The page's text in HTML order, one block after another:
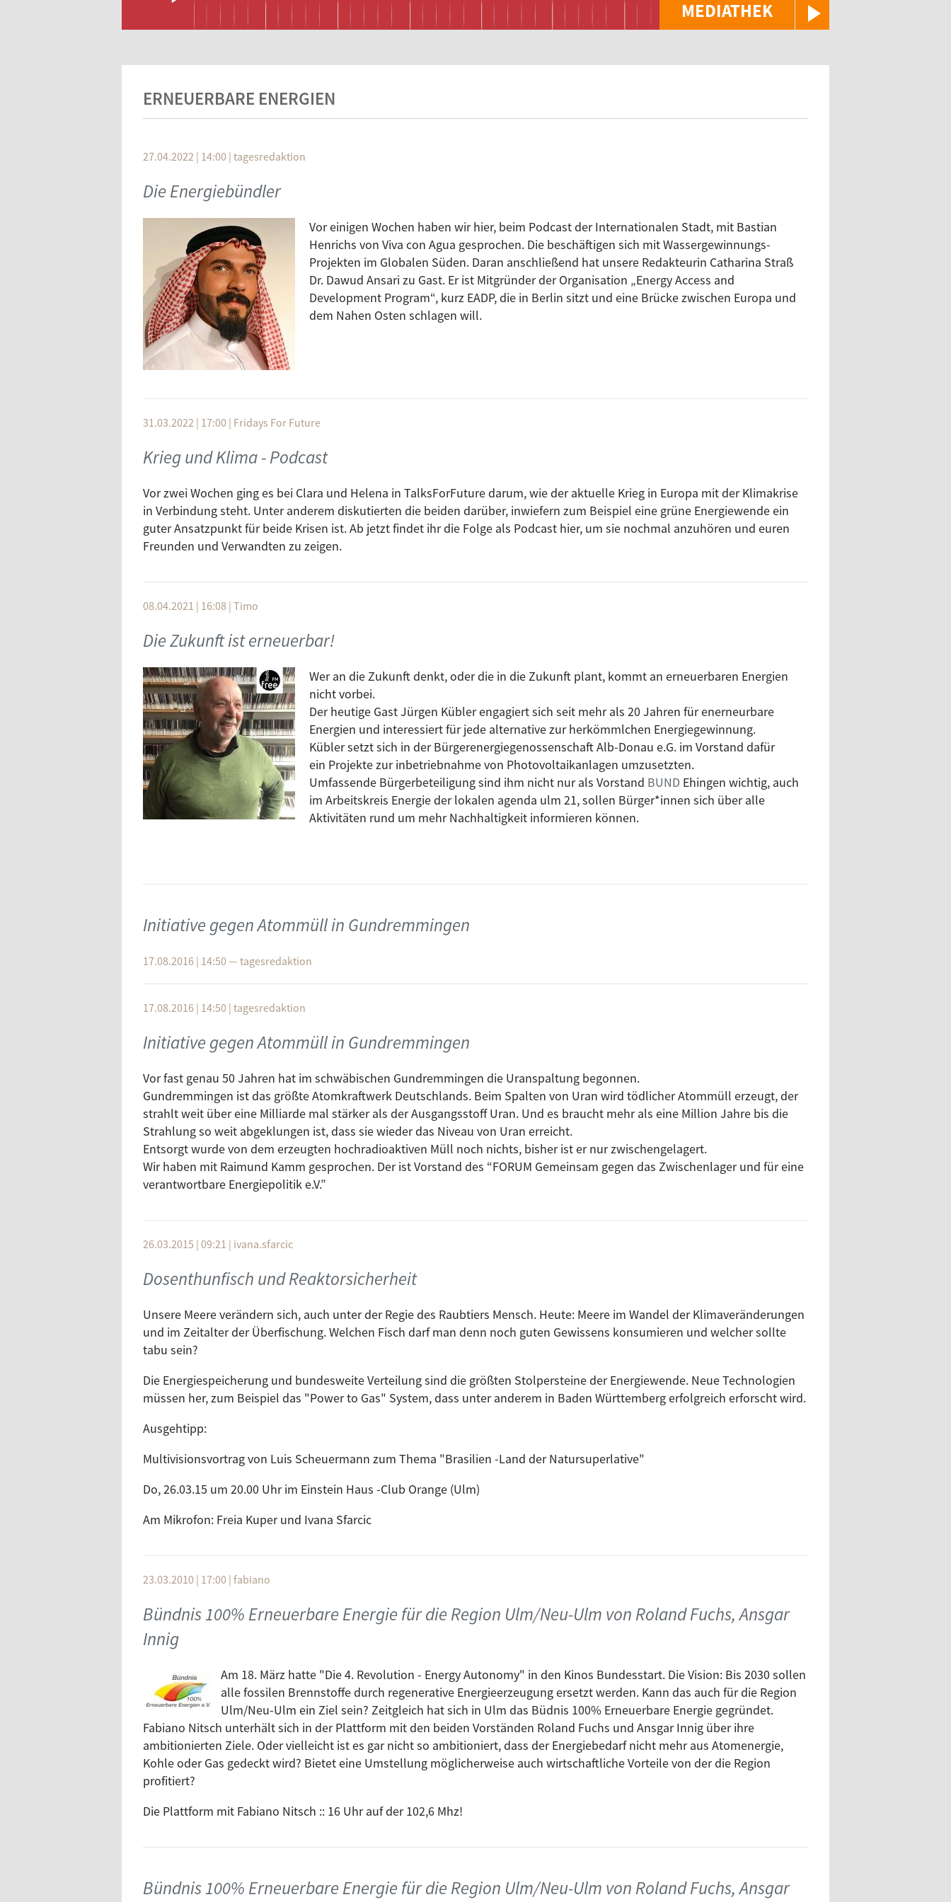
MEDIATHEK
ERNEUERBARE ENERGIEN
27.04.2022 | 14:00 | tagesredaktion
Die Energiebündler
Vor einigen Wochen haben wir hier, beim Podcast der Internationalen Stadt, mit Bastian
Henrichs von Viva con Agua gesprochen. Die beschäftigen sich mit Wassergewinnungs-
Projekten im Globalen Süden. Daran anschließend hat unsere Redakteurin Catharina Straß
Dr. Dawud Ansari zu Gast. Er ist Mitgründer der Organisation „Energy Access and
Development Program“, kurz EADP, die in Berlin sitzt und eine Brücke zwischen Europa und
dem Nahen Osten schlagen will.
31.03.2022 | 17:00 | Fridays For Future
Krieg und Klima - Podcast
Vor zwei Wochen ging es bei Clara und Helena in TalksForFuture darum, wie der aktuelle Krieg in Europa mit der Klimakrise
in Verbindung steht. Unter anderem diskutierten die beiden darüber, inwiefern zum Beispiel eine grüne Energiewende ein
guter Ansatzpunkt für beide Krisen ist. Ab jetzt findet ihr die Folge als Podcast hier, um sie nochmal anzuhören und euren
Freunden und Verwandten zu zeigen.
08.04.2021 | 16:08 | Timo
Die Zukunft ist erneuerbar!
Wer an die Zukunft denkt, oder die in die Zukunft plant, kommt an erneuerbaren Energien
nicht vorbei.
Der heutige Gast Jürgen Kübler engagiert sich seit mehr als 20 Jahren für enerneurbare
Energien und interessiert für jede alternative zur herkömmlchen Energiegewinnung.
Kübler setzt sich in der Bürgerenergiegenossenschaft Alb-Donau e.G. im Vorstand dafür
ein Projekte zur inbetriebnahme von Photovoltaikanlagen umzusetzten.
Umfassende Bürgerbeteiligung sind ihm nicht nur als Vorstand BUND Ehingen wichtig, auch
im Arbeitskreis Energie der lokalen agenda ulm 21, sollen Bürger*innen sich über alle
Aktivitäten rund um mehr Nachhaltigkeit informieren können.
Initiative gegen Atommüll in Gundremmingen
17.08.2016 | 14:50— tagesredaktion
17.08.2016 | 14:50 | tagesredaktion
Initiative gegen Atommüll in Gundremmingen
Vor fast genau 50 Jahren hat im schwäbischen Gundremmingen die Uranspaltung begonnen.
Gundremmingen ist das größte Atomkraftwerk Deutschlands. Beim Spalten von Uran wird tödlicher Atommüll erzeugt, der
strahlt weit über eine Milliarde mal stärker als der Ausgangsstoff Uran. Und es braucht mehr als eine Million Jahre bis die
Strahlung so weit abgeklungen ist, dass sie wieder das Niveau von Uran erreicht.
Entsorgt wurde von dem erzeugten hochradioaktiven Müll noch nichts, bisher ist er nur zwischengelagert.
Wir haben mit Raimund Kamm gesprochen. Der ist Vorstand des “FORUM Gemeinsam gegen das Zwischenlager und für eine
verantwortbare Energiepolitik e.V.”
26.03.2015 | 09:21 | ivana.sfarcic
Dosenthunfisch und Reaktorsicherheit
Unsere Meere verändern sich, auch unter der Regie des Raubtiers Mensch. Heute: Meere im Wandel der Klimaveränderungen
und im Zeitalter der Überfischung. Welchen Fisch darf man denn noch guten Gewissens konsumieren und welcher sollte
tabu sein?
Die Energiespeicherung und bundesweite Verteilung sind die größten Stolpersteine der Energiewende. Neue Technologien
müssen her, zum Beispiel das "Power to Gas" System, dass unter anderem in Baden Württemberg erfolgreich erforscht wird.
Ausgehtipp:
Multivisionsvortrag von Luis Scheuermann zum Thema "Brasilien -Land der Natursuperlative"
Do, 26.03.15 um 20.00 Uhr im Einstein Haus -Club Orange (Ulm)
Am Mikrofon: Freia Kuper und Ivana Sfarcic
23.03.2010 | 17:00 | fabiano
Bündnis 100% Erneuerbare Energie für die Region Ulm/Neu-Ulm von Roland Fuchs, Ansgar
Innig
Am 18. März hatte "Die 4. Revolution - Energy Autonomy" in den Kinos Bundesstart. Die Vision: Bis 2030 sollen
alle fossilen Brennstoffe durch regenerative Energieerzeugung ersetzt werden. Kann das auch für die Region
Ulm/Neu-Ulm ein Ziel sein? Zeitgleich hat sich in Ulm das Büdnis 100% Erneuerbare Energie gegründet.
Fabiano Nitsch unterhält sich in der Plattform mit den beiden Vorständen Roland Fuchs und Ansgar Innig über ihre
ambitionierten Ziele. Oder vielleicht ist es gar nicht so ambitioniert, dass der Energiebedarf nicht mehr aus Atomenergie,
Kohle oder Gas gedeckt wird? Bietet eine Umstellung möglicherweise auch wirtschaftliche Vorteile von der die Region
profitiert?
Die Plattform mit Fabiano Nitsch :: 16 Uhr auf der 102,6 Mhz!
Bündnis 100% Erneuerbare Energie für die Region Ulm/Neu-Ulm von Roland Fuchs, Ansgar